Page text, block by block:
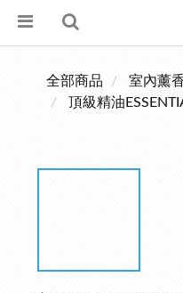
全部商品
室內薰
頂級精油